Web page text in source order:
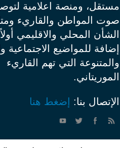
مستقل، ومنصة اعلامية
صوت المواطن والقاريء
الشأن المحلي والاقليمي
إضافة للمواضيع الاجتماعية
والمتنوعة التي تهم القاريء
الموريتاني.
الإتصال بنا: إضغط هنا